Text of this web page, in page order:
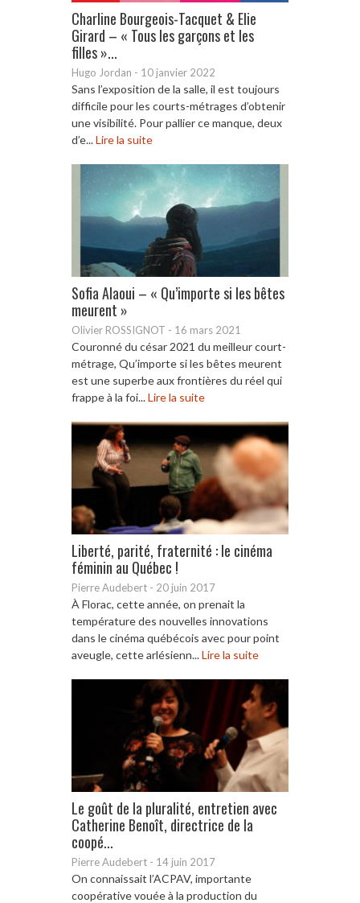
Charline Bourgeois-Tacquet & Elie
Girard – « Tous les garçons et les
filles »...
Hugo Jordan - 10 janvier 2022
Sans l’exposition de la salle, il est toujours
difficile pour les courts-métrages d’obtenir
une visibilité. Pour pallier ce manque, deux
d’e...Lire la suite
Sofia Alaoui – « Qu’importe si les bêtes
meurent »
Olivier ROSSIGNOT - 16 mars 2021
Couronné du césar 2021 du meilleur court-
métrage, Qu’importe si les bêtes meurent
est une superbe aux frontières du réel qui
frappe à la foi...Lire la suite
Liberté, parité, fraternité : le cinéma
féminin au Québec !
Pierre Audebert - 20 juin 2017
À Florac, cette année, on prenait la
température des nouvelles innovations
dans le cinéma québécois avec pour point
aveugle, cette arlésienn...Lire la suite
Le goût de la pluralité, entretien avec
Catherine Benoît, directrice de la
coopé...
Pierre Audebert - 14 juin 2017
On connaissait l’ACPAV, importante
coopérative vouée à la production du